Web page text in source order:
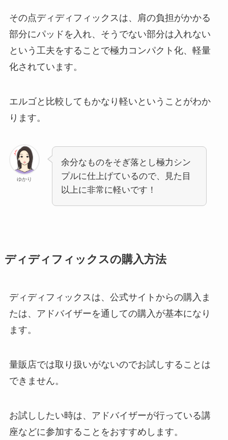
その点ディディフィックスは、肩の負担がかかる
部分にパッドを入れ、そうでない部分は入れない
という工夫をすることで極力コンパクト化、軽量
化されています。
エルゴと比較してもかなり軽いということがわか
ります。
ゆかり
余分なものをそぎ落とし極力シン
プルに仕上げているので、見た目
以上に非常に軽いです！
ディディフィックスの購入方法
ディディフィックスは、公式サイトからの購入ま
たは、アドバイザーを通しての購入が基本になり
ます。
量販店では取り扱いがないのでお試しすることは
できません。
お試ししたい時は、アドバイザーが行っている講
座などに参加することをおすすめします。